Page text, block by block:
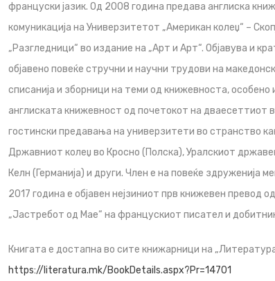
француски јазик. Од 2008 година предава англиска
комуникација на Универзитетот „Американ колеџ“ –
„Разгледници“ во издание на „Арт и Арт“. Објавува и
објавено повеќе стручни и научни трудови на
списанија и зборници на теми од книжевноста,
англиската книжевност од почетокот на дваесеттиот
гостински предавања на универзитети во странство
Државниот колеџ во Кросно (Полска), Уралскиот
Келн (Германија) и други. Член е на повеќе здруженија
2017 година е објавен нејзиниот прв книжевен превод
„Јастребот од Мае“ на францускиот писател и
Книгата е достапна во сите книжарници на
https://literatura.mk/BookDetails.aspx?Pr=14701